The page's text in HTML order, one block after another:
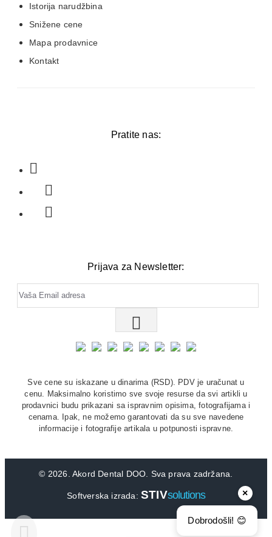
Istorija narudžbina
Snižene cene
Mapa prodavnice
Kontakt
Pratite nas:
Prijava za Newsletter:
Sve cene su iskazane u dinarima (RSD). PDV je uračunat u
cenu. Maksimalno koristimo sve svoje resurse da svi artikli u
prodavnici budu prikazani sa ispravnim opisima, fotografijama i
cenama. Ipak, ne možemo garantovati da su sve navedene
informacije i fotografije artikala u potpunosti ispravne.
© 2026. Akord Dental DOO. Sva prava zadržana.
Softverska izrada: STIVsolutions ×
Dobrodošli! 😊